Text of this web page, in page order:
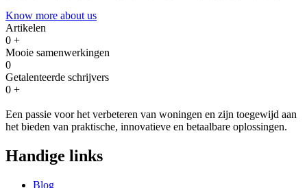
Know more about us
Artikelen
0 +
Mooie samenwerkingen
0
Getalenteerde schrijvers
0 +
Een passie voor het verbeteren van woningen en zijn toegewijd aan
het bieden van praktische, innovatieve en betaalbare oplossingen.
Handige links
Blog